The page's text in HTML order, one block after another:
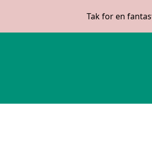
Tak for en